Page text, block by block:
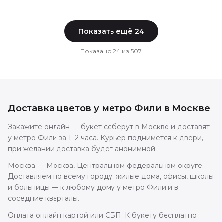
Показать ещё 24
Показано 24 из 507
Доставка цветову метро Фили в Москве
Закажите онлайн — букет соберут в Москве и доставят
у метро Фили за 1–2 часа. Курьер поднимется к двери,
при желании доставка будет анонимной.
Москва — Москва, Центральном федеральном округе.
Доставляем по всему городу: жилые дома, офисы, школы
и больницы — к любому дому у метро Фили и в
соседние кварталы.
Оплата онлайн картой или СБП. К букету бесплатно